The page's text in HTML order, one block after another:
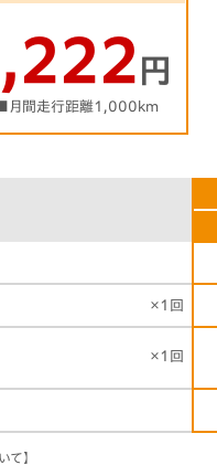
円
■月間走行距離1,000km
×1回
×1回
て】